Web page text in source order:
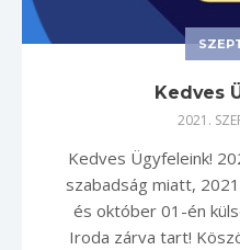
Kedves
2021.
Kedves Ügyfeleink!
szabadság miatt,
és október 01-én
Iroda zárva tart!